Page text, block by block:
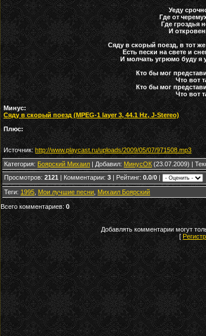
Уеду
Где от
Где гроздья
И
Сяду в скорый поезд, в тот
Есть пески на свете и
И молчать угрюмо буду я
Кто бы мог
Что вот
Кто бы мог
Что вот
Минус:
Сяду в скорый поезд (MPEG-1 layer 3, 44.1 Hz, J-Stereo)
Плюс:
Источник:http://www.playcast.ru/uploads/2009/05/07/971508.mp3
Категория: Боярский Михаил | Добавил: МинусОК (23.07.2009) |
Просмотров:2121 | Комментарии:3 | Рейтинг:0.0/0 |
Теги: 1995 Мои лучшие песни Михаил Боярский
Всего комментариев:0
Добавлять комментарии могут
[